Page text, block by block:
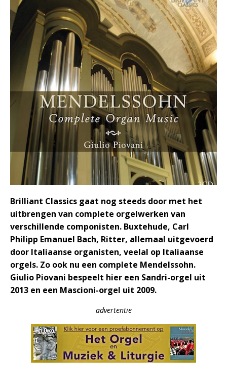
Brilliant Classics gaat nog steeds door met het
uitbrengen van complete orgelwerken van
verschillende componisten. Buxtehude, Carl
Philipp Emanuel Bach, Ritter, allemaal uitgevoerd
door Italiaanse organisten, veelal op Italiaanse
orgels. Zo ook nu een complete Mendelssohn.
Giulio Piovani bespeelt hier een Sandri-orgel uit
2013 en een Mascioni-orgel uit 2009.
advertentie